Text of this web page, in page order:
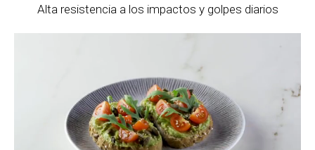
Alta resistencia a los impactos y golpes diarios